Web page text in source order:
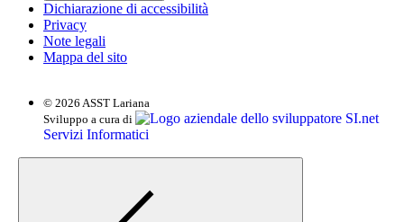
Dichiarazione di accessibilità
Privacy
Note legali
Mappa del sito
© 2026 ASST Lariana
Sviluppo a cura di
SI.net
Servizi Informatici